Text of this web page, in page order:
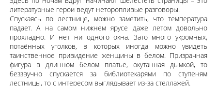
литературные герои ведут неторопливые разговоры.
Спускаясь по лестнице, можно заметить, что температура
падает. А на самом нижнем ярусе даже летом довольно
прохладно. И нет ни одного окна. Зато много укромных,
потаённых уголков, в которых иногда можно увидеть
таинственное привидение женщины в белом. Призрачная
фигура в длинном белом платье, окутанная дымкой, то
беззвучно спускается за библиотекарями по ступеням
лестницы, то с интересом выглядывает из-за стеллажей.